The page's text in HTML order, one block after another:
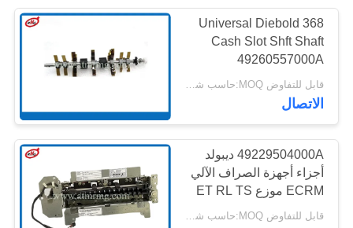
ماكينة الصراف الآلي
38
Universal Diebold 368
Cash Slot Shft Shaft
49260557000A
49233126000A
قابل للتفاوض MOQ:حاسب شخصي 1
الاتصال
49229504000A ديبولد
أجزاء أجهزة الصراف الآلي
ECRM موزع ET RL TS
M1U1 RET401
قابل للتفاوض MOQ:حاسب شخصي 1